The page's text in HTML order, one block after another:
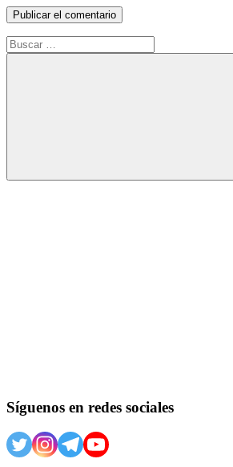
Buscar:
Buscar
Síguenos en redes sociales